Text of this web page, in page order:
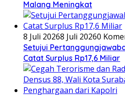
Malang Meningkat
8 Juli 20268 Juli 20260
Setujui
Catat Surplus Rp17,6 Miliar